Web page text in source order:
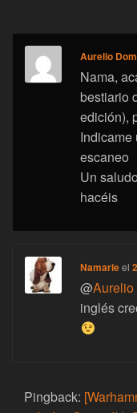
Aurelio
Nama,
bestiario
edición),
Indicame
escaneo
Un
hacéis
Namarieel
@
inglés
Pingback: